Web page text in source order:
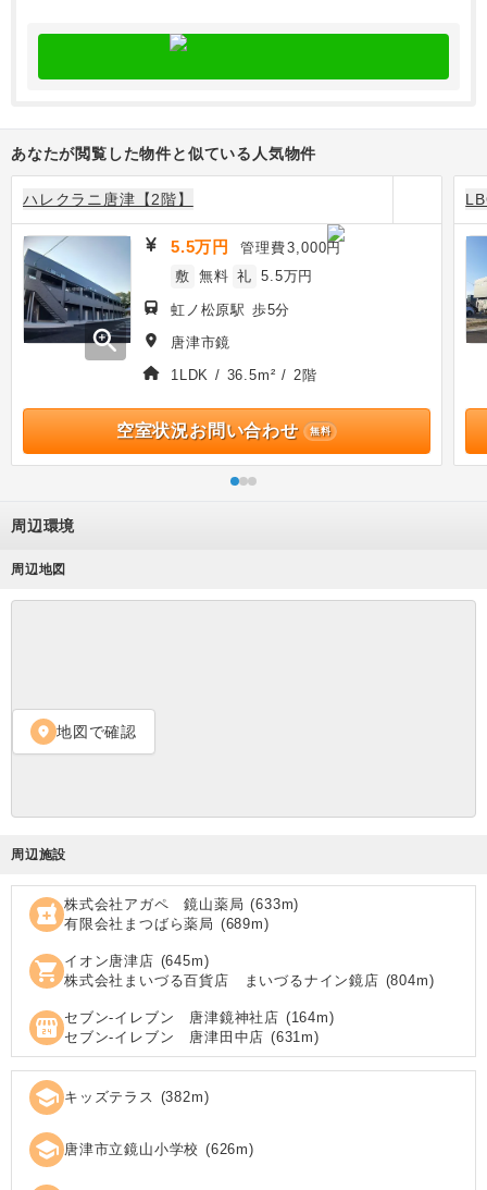
あなたが閲覧した物件と似ている人気物件
ハレクラニ唐津【2階】
zoom_in
5.5万円 管理費3,000円
敷 無料 礼 5.5万円
虹ノ松原駅 歩5分
唐津市鏡
1LDK / 36.5m² / 2階
空室状況お問い合わせ 無料
周辺環境
周辺地図
location_on 地図で確認
周辺施設
local_pharmacy 株式会社アガペ 鏡山薬局 (633m)
有限会社まつばら薬局 (689m)
shopping_cart イオン唐津店 (645m)
株式会社まいづる百貨店 まいづるナイン鏡店 (804m)
local_convenience_store セブン‐イレブン 唐津鏡神社店 (164m)
セブン‐イレブン 唐津田中店 (631m)
school キッズテラス (382m)
school 唐津市立鏡山小学校 (626m)